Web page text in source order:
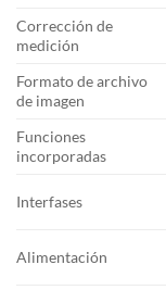
Corrección de
medición
Formato de archivo
de imagen
Funciones
incorporadas
Interfases
Alimentación